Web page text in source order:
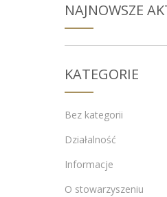
NAJNOWSZE
KATEGORIE
Bez kategorii
Działalność
Informacje
O stowarzyszeniu